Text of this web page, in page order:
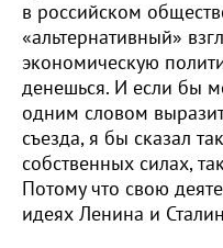
в российском
«альтернативный»
экономическую
денешься. И если бы
одним словом
съезда, я бы сказал
собственных силах,
Потому что свою
идеях Ленина и